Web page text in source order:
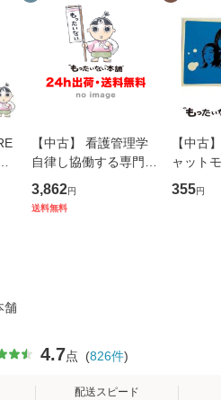
【中古】 看護管理学
自律し協働する専門職
の看護マネジメントス
キル 改訂第3版 (看護
3,862円
送料無料
【中古
ャット
ーンレ
【メー
355円
舗
4.7点 (826件)
配送スピード